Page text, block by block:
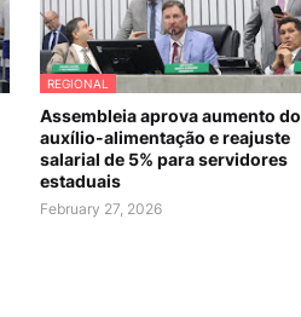
REGIONAL
Assembleia aprova aumento do
auxílio-alimentação e reajuste
salarial de 5% para servidores
estaduais
February 27, 2026